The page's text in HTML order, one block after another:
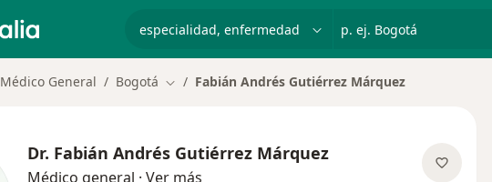
p. ej. Bogotá
Médico General Bogotá Cambiar de ciudad
Fabián Andrés Gutiérrez Márquez
Dr. Fabián Andrés Gutiérrez Márquez
Médico general · Ver más